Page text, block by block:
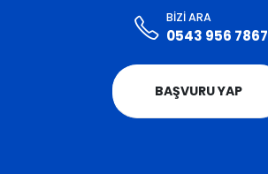
BIZI ARA
0543 956 7867
BAŞVURU YAP